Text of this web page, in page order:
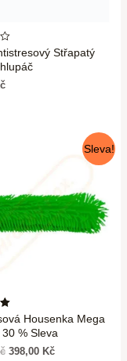
Střapatý
Sleva!
Housenka Mega
% Sleva
398,00 Kč